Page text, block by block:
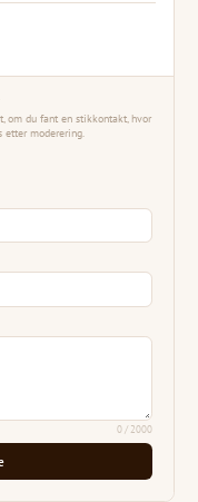
om du fant en stikkontakt, hvor
etter moderering.
0/ 2000